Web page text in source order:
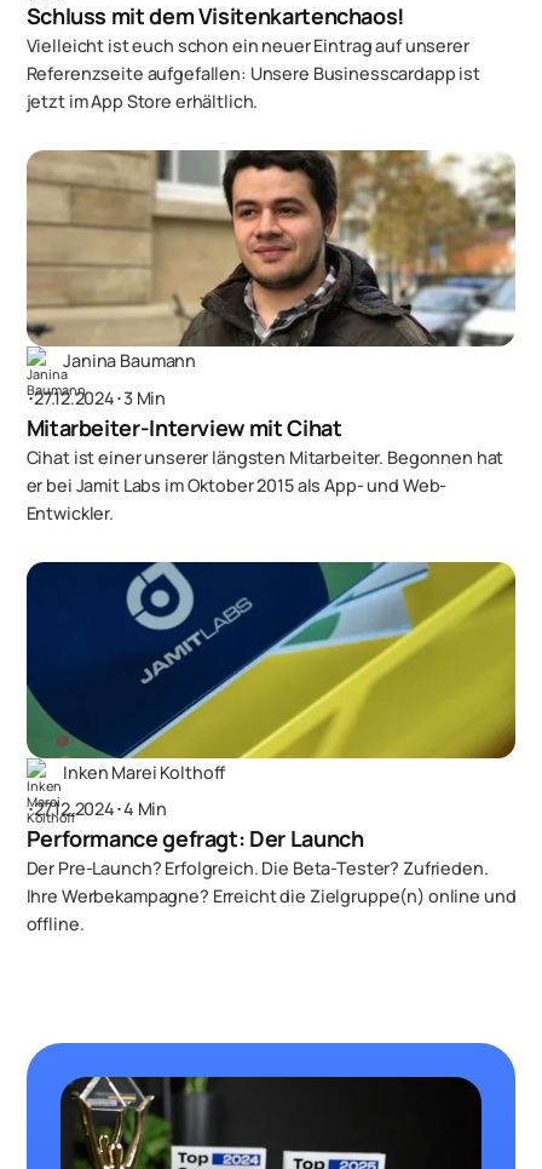
Schluss mit dem Visitenkartenchaos!
Vielleicht ist euch schon ein neuer Eintrag auf unserer
Referenzseite aufgefallen: Unsere Businesscardapp ist
jetzt im App Store erhältlich.
Janina Baumann
･27.12.2024･3 Min
Mitarbeiter-Interview mit Cihat
Cihat ist einer unserer längsten Mitarbeiter. Begonnen hat
er bei Jamit Labs im Oktober 2015 als App- und Web-
Entwickler.
Inken Marei Kolthoff
･27.12.2024･4 Min
Performance gefragt: Der Launch
Der Pre-Launch? Erfolgreich. Die Beta-Tester? Zufrieden.
Ihre Werbekampagne? Erreicht die Zielgruppe(n) online und
offline.